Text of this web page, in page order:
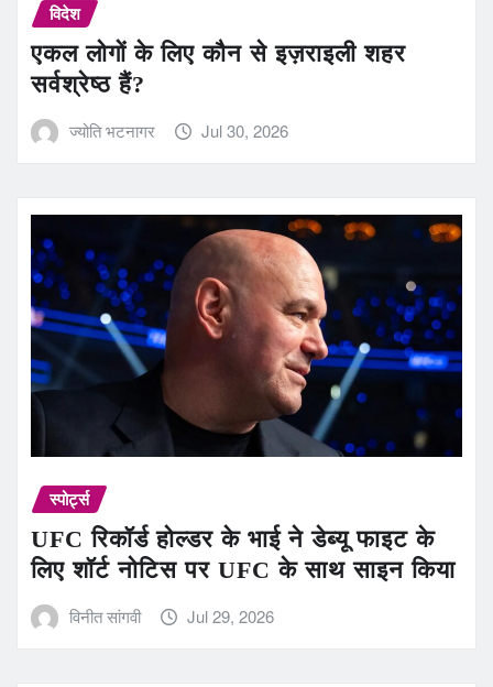
विदेश
एकल लोगों के लिए कौन से इज़राइली शहर
सर्वश्रेष्ठ हैं?
ज्योति भटनागर Jul 30, 2026
स्पोर्ट्स
UFC रिकॉर्ड होल्डर के भाई ने डेब्यू फाइट के
लिए शॉर्ट नोटिस पर UFC के साथ साइन किया
विनीत सांगवी Jul 29, 2026